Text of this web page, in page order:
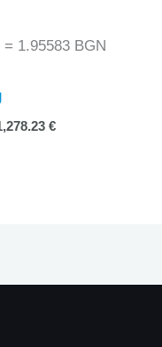
1.95583 BGN
€